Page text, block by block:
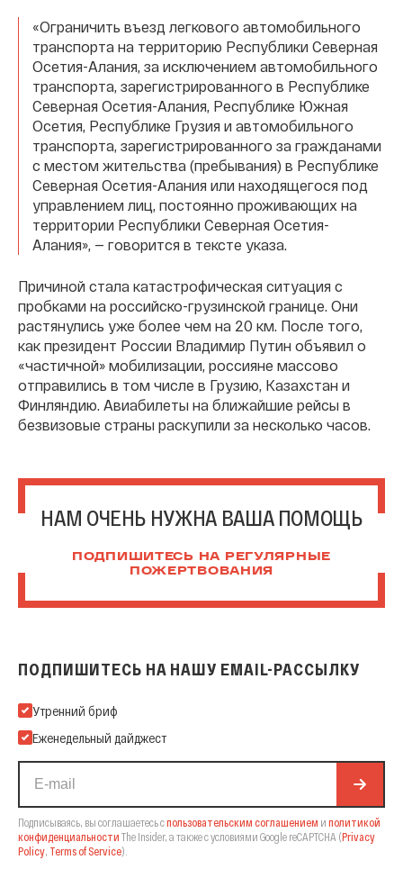
«Ограничить въезд легкового автомобильного
транспорта на территорию Республики Северная
Осетия-Алания, за исключением автомобильного
транспорта, зарегистрированного в Республике
Северная Осетия-Алания, Республике Южная
Осетия, Республике Грузия и автомобильного
транспорта, зарегистрированного за гражданами
с местом жительства (пребывания) в Республике
Северная Осетия-Алания или находящегося под
управлением лиц, постоянно проживающих на
территории Республики Северная Осетия-
Алания», — говорится в тексте указа.
Причиной стала катастрофическая ситуация с
пробками на российско-грузинской границе. Они
растянулись уже более чем на 20 км. После того,
как президент России Владимир Путин объявил о
«частичной» мобилизации, россияне массово
отправились в том числе в Грузию, Казахстан и
Финляндию. Авиабилеты на ближайшие рейсы в
безвизовые страны раскупили за несколько часов.
НАМ ОЧЕНЬ НУЖНА ВАША ПОМОЩЬ
ПОДПИШИТЕСЬ НА РЕГУЛЯРНЫЕ
ПОЖЕРТВОВАНИЯ
ПОДПИШИТЕСЬ НА НАШУ EMAIL-РАССЫЛКУ
Подпишитесь на нашу Email-рассылку
Утренний бриф
Еженедельный дайджест
Подписываясь, вы соглашаетесь спользовательским соглашением и политикой
конфиденциальности The Insider, а также с условиями Google reCAPTCHA (Privacy
Policy, Terms of Service).